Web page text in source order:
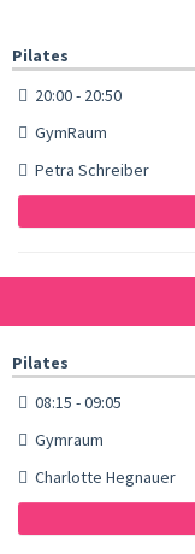
Pilates
20:00 - 20:50
GymRaum
Petra Schreiber
Pilates
08:15 - 09:05
Gymraum
Charlotte Hegnauer